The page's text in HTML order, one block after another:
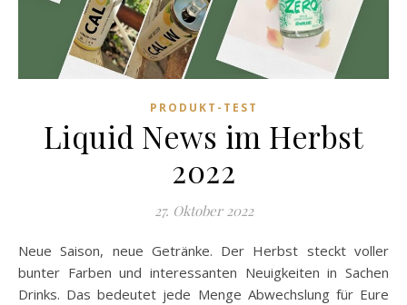
PRODUKT-TEST
Liquid News im Herbst
2022
27. Oktober 2022
Neue Saison, neue Getränke. Der Herbst steckt voller
bunter Farben und interessanten Neuigkeiten in Sachen
Drinks. Das bedeutet jede Menge Abwechslung für Eure